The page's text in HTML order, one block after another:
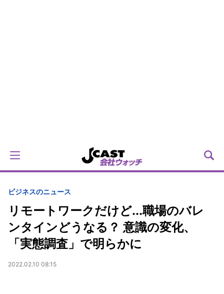
ビジネスのニュース
リモートワークだけど...職場のバレ
ンタインどうなる？ 意識の変化、
「実態調査」で明らかに
2022.02.10 08:15